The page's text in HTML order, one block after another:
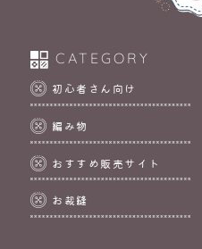
CATEGORY
初心者さん向け
編み物
おすすめ販売サイト
お裁縫